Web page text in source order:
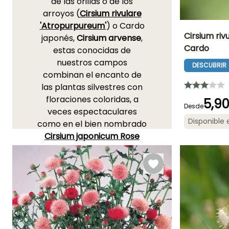
arroyos (Cirsium rivulare
'Atropurpureum') o Cardo
japonés,Cirsium arvense,
estas conocidas de
nuestros campos
combinan el encanto de
las plantas silvestres con
floraciones coloridas, a
veces espectaculares
como en el bien nombrado
Cirsium japonicum Rose
Beautyque luce grandes y
magníficas inflorescencias
en pompones de un rosa
magenta brillante. Poco
longeva, pero fácil de
aclimatar, esta vivaz
necesita ser dividida cada 3
madurez
1.20 m
Periodo de floración
Cirsium
Cardo
DESCUBRIR
Desde
Disponible